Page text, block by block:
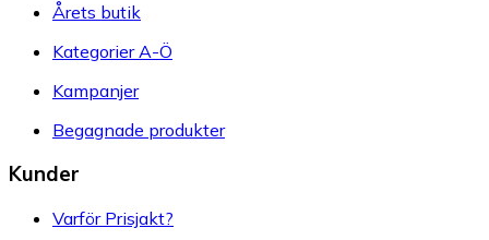
Årets butik
Kategorier A-Ö
Kampanjer
Begagnade produkter
Kunder
Varför Prisjakt?